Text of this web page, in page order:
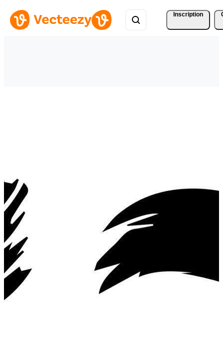
Inscription